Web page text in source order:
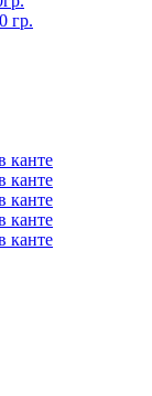
гр.
канте
канте
канте
канте
канте